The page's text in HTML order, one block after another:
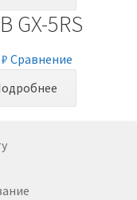
GX-5RS
₽ Сравнение